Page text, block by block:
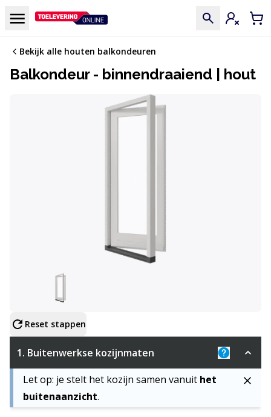
Menu Inloggen
Bekijk alle houten balkondeuren
Balkondeur - binnendraaiend | hout
Configureer product
Reset stappen
1. Buitenwerkse kozijnmaten
Uitleg: De
Let op: je stelt het kozijn samen vanuit het
buitenaanzicht.